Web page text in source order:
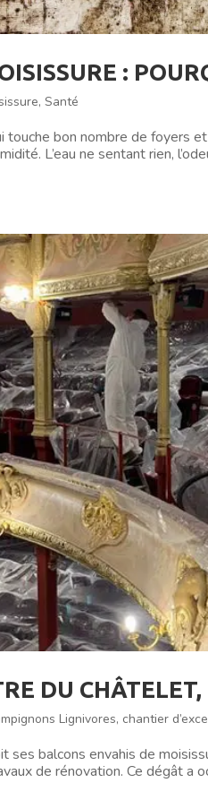
:
,Santé
touche bon nombre de foyers
L’eau ne sentant rien,
DU CHÂTELET,
Lignivores, chantier
ses balcons envahis de
de rénovation. Ce dégât a